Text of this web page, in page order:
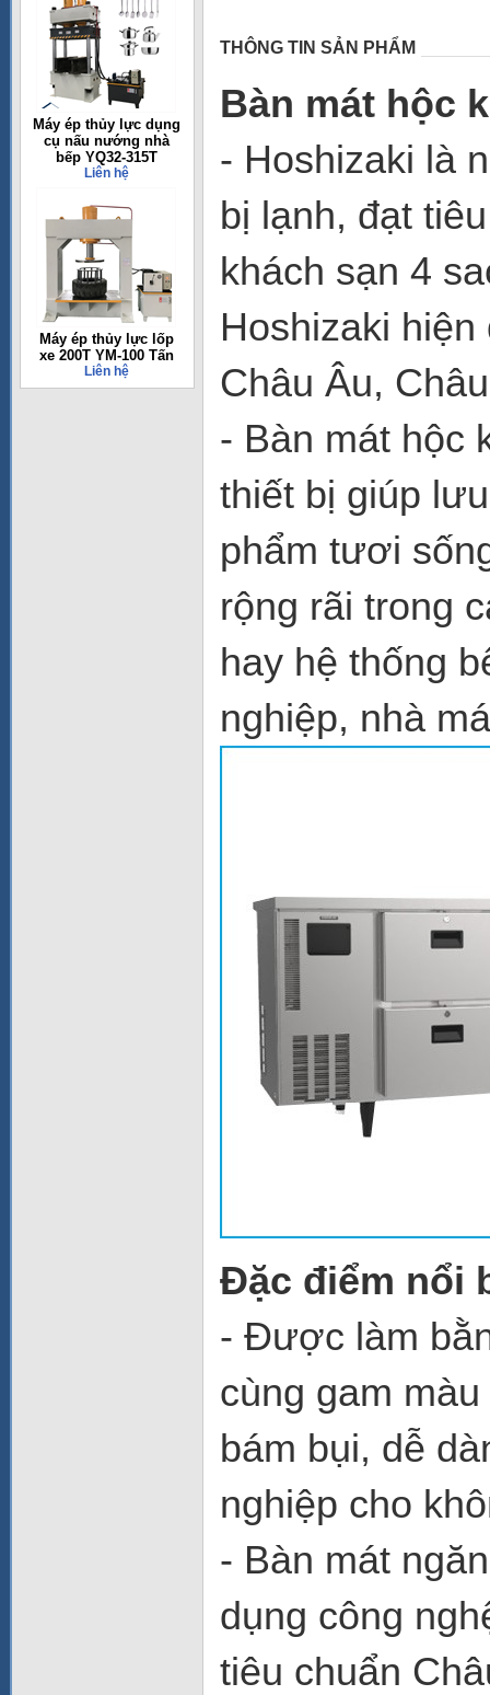
Máy ép thủy lực dụng
cụ nấu nướng nhà
bếp YQ32-315T
Liên hệ
Máy ép thủy lực lốp
xe 200T YM-100 Tấn
Liên hệ
THÔNG TIN SẢN PHẨM
Bàn mát hộc
- Hoshizaki là
bị lạnh, đạt
khách sạn 4
Hoshizaki
Châu Âu,
- Bàn mát hộc
thiết bị giúp
phẩm tươi
rộng rãi trong
hay hệ thống
nghiệp, nhà
Đặc điểm nổi
- Được làm
cùng gam
bám bụi, dễ
nghiệp cho
- Bàn mát
dụng công
tiêu chuẩn